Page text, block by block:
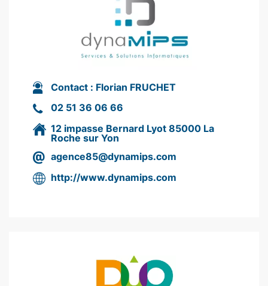
Contact : Florian FRUCHET
02 51 36 06 66
12 impasse Bernard Lyot 85000 La
Roche sur Yon
agence85@dynamips.com
http://www.dynamips.com